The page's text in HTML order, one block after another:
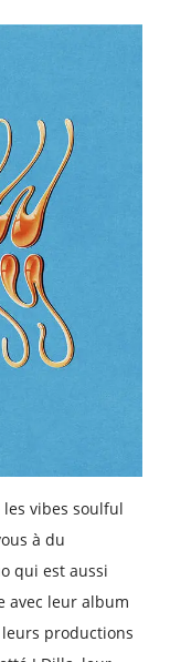
vibes soulful
à du
qui est aussi
avec leur album
leurs productions